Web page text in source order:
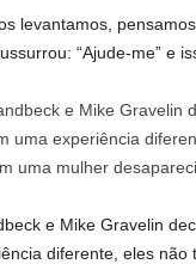
levantamos,
“Ajude-me” e
e Mike Gravelin
diferente, eles